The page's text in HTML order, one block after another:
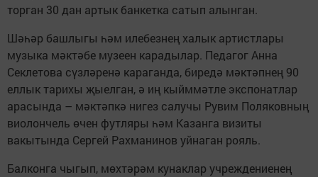
торган 30 дан артык банкетка сатып алынган.
Шәһәр башлыгы һәм илебезнең халык артистлары
музыка мәктәбе музеен карадылар. Педагог Анна
Секлетова сүзләренә караганда, биредә мәктәпнең 90
еллык тарихы җыелган, ә иң кыйммәтле экспонатлар
арасында – мәктәпкә нигез салучы Рувим Поляковның
виолончель өчен футляры һәм Казанга визиты
вакытында Сергей Рахманинов уйнаган рояль.
Балконга чыгып, мөхтәрәм кунаклар учреждениенең